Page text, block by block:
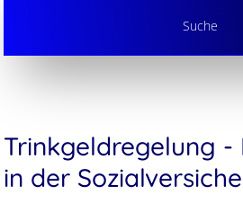
Suche
Trinkgeldregelung -
in der